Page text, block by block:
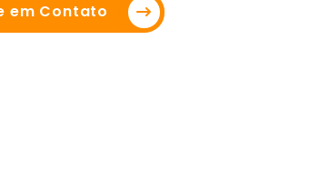
em Contato